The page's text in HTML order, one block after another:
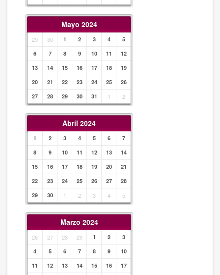
Mayo 2024
29 30 1 2 3 4
5
6
7 8 9 10 11
12
13
14 15 16 17 18
19
20
21 22 23 24 25
26
27
28 29 30 31 1 2
Abril 2024
1 2 3 4 5 6
7
8
9 10 11 12 13
14
15
16 17 18 19 20
21
22
23 24 25 26 27
28
29
30 1 2 3 4 5
Marzo 2024
26 27 28 29 1 2
3
4
5 6 7 8 9
10
11
12 13 14 15 16
17